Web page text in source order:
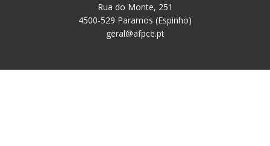
Rua do Monte, 251
4500-529 Paramos (Espinho)
geral@afpce.pt